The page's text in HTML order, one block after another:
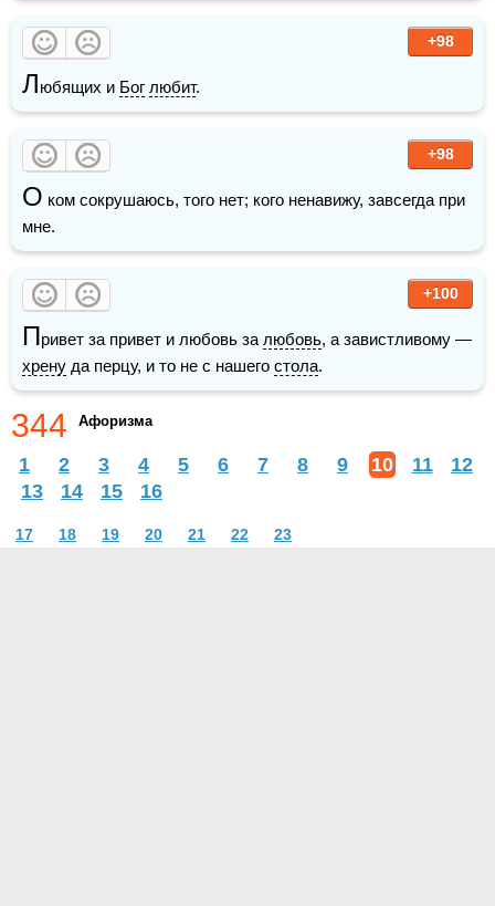
+98
Любящих и Бог любит.
+98
О ком сокрушаюсь, того нет; кого ненавижу, завсегда при
мне.
+100
Привет за привет и любовь за любовь
хрену да перцу, и то не с нашего стола.
344 Афоризма
1 2 3 4 5 6 7 8 9 10 11
12
13
14 15 16
17 18 19 20 21 22 23